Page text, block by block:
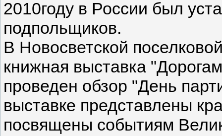
2010году в России был
подпольщиков.
В Новосветской
книжная выставка
проведен обзор "День
выставке представлены
посвящены событиям